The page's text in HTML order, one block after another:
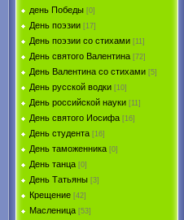
день Победы [0]
День поэзии [17]
День поэзии со стихами [11]
День святого Валентина [72]
День Валентина со стихами [5]
День русской водки [10]
День российской науки [11]
День святого Иосифа [16]
День студента [16]
День таможенника [0]
День танца [0]
День Татьяны [3]
Крещение [42]
Масленица [53]